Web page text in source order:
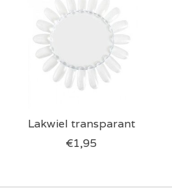
Lakwiel transparant
€1,95